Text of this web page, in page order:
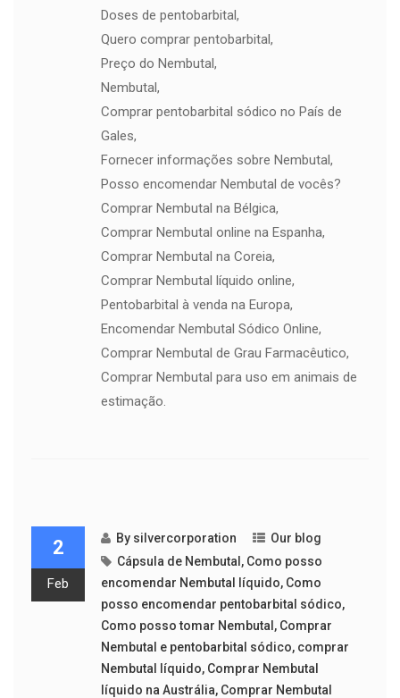
Doses de pentobarbital,
Quero comprar pentobarbital,
Preço do Nembutal,
Nembutal,
Comprar pentobarbital sódico no País de
Gales,
Fornecer informações sobre Nembutal,
Posso encomendar Nembutal de vocês?
Comprar Nembutal na Bélgica,
Comprar Nembutal online na Espanha,
Comprar Nembutal na Coreia,
Comprar Nembutal líquido online,
Pentobarbital à venda na Europa,
Encomendar Nembutal Sódico Online,
Comprar Nembutal de Grau Farmacêutico,
Comprar Nembutal para uso em animais de
estimação.
2
Feb
By silvercorporation
Our blog
Cápsula de Nembutal , Como posso
encomendar Nembutal líquido, Como
posso encomendar pentobarbital sódico,
Como posso tomar Nembutal , Comprar
Nembutal e pentobarbital sódico, comprar
Nembutal líquido, Comprar Nembutal
líquido na Austrália, Comprar Nembutal